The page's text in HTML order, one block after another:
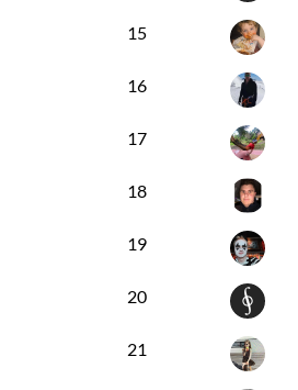
15
16
17
18
19
20
21